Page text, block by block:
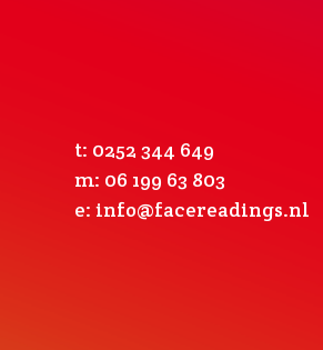
t: 0252 344 649
m: 06 199 63 803
e: info@facereadings.nl